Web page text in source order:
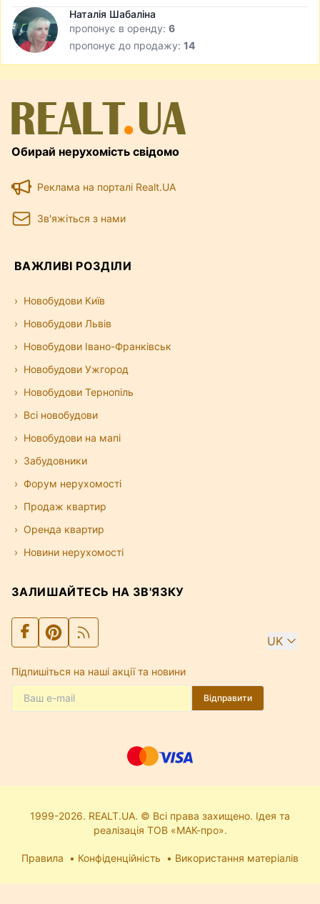
Наталія Шабаліна
пропонує в оренду: 6
пропонує до продажу: 14
Обирай нерухомість свідомо
Реклама на порталі Realt.UA
Зв'яжіться з нами
ВАЖЛИВІ РОЗДІЛИ
Новобудови Київ
Новобудови Львів
Новобудови Івано-Франківськ
Новобудови Ужгород
Новобудови Тернопіль
Всі новобудови
Новобудови на мапі
Забудовники
Форум нерухомості
Продаж квартир
Оренда квартир
Новини нерухомості
ЗАЛИШАЙТЕСЬ НА ЗВ'ЯЗКУ
UK
Підпишіться на наші акції та новини
Відправити
1999-2026. REALT.UA. © Всі права захищено. Ідея та
реалізація ТОВ «МАК-про».
Правила Конфіденційність Використання матеріалів